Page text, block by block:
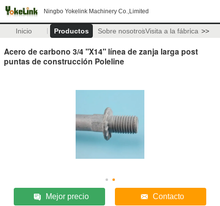
Ningbo Yokelink Machinery Co.,Limited
Inicio Productos Sobre nosotrosVisita a la fábrica >>
Acero de carbono 3/4 "X14" línea de zanja larga post
puntas de construcción Poleline
Mejor precio Contacto